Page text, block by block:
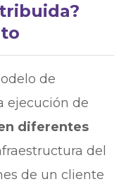
de
ejecución de
diferentes
del
de un cliente